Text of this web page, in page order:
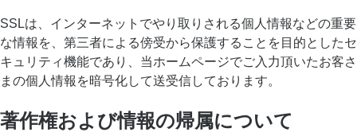
SSLは、インターネットでやり取りされる個人情報などの重要
な情報を、第三者による傍受から保護することを目的としたセ
キュリティ機能であり、当ホームページでご入力頂いたお客さ
まの個人情報を暗号化して送受信しております。
著作権および情報の帰属について